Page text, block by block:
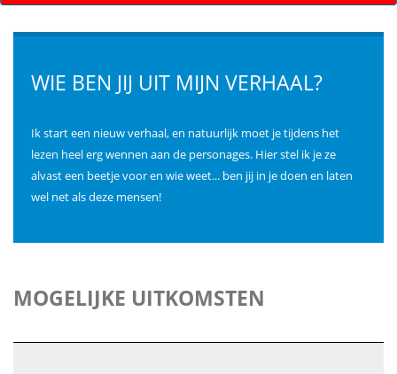
WIE BEN JIJ UIT MIJN VERHAAL?
Ik start een nieuw verhaal, en natuurlijk moet je tijdens het
lezen heel erg wennen aan de personages. Hier stel ik je ze
alvast een beetje voor en wie weet... ben jij in je doen en laten
wel net als deze mensen!
MOGELIJKE UITKOMSTEN